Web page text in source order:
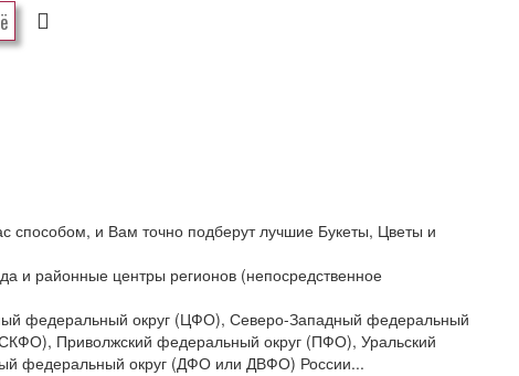
способом, и Вам точно подберут лучшие Букеты, Цветы и
и районные центры регионов (непосредственное
федеральный округ (ЦФО), Северо-Западный федеральный
Приволжский федеральный округ (ПФО), Уральский
федеральный округ (ДФО или ДВФО) России...